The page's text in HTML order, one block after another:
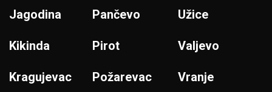
Jagodina
Kikinda
Kragujevac
Pančevo
Pirot
Požarevac
Užice
Valjevo
Vranje